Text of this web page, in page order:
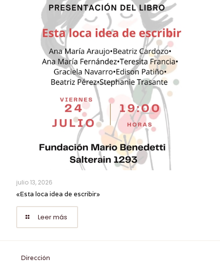
julio 13, 2026
«Esta loca idea de escribir»
Leer más
Dirección